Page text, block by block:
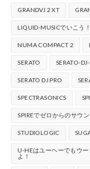
GRANDVJ 2 XT
LIQUID-MUSICでいこう！
NUMA COMPACT 2
SERATO SERATO-
SERATO DJ PRO
SPECTRASONICS
SPIREでゼロからのサウ
STUDIOLOGIC
U-HEはユーヘーでもウ
よ！